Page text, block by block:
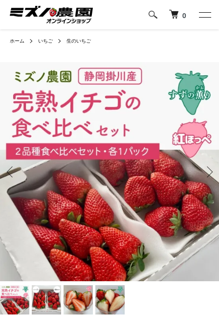
0
ホーム いちご 生のいちご